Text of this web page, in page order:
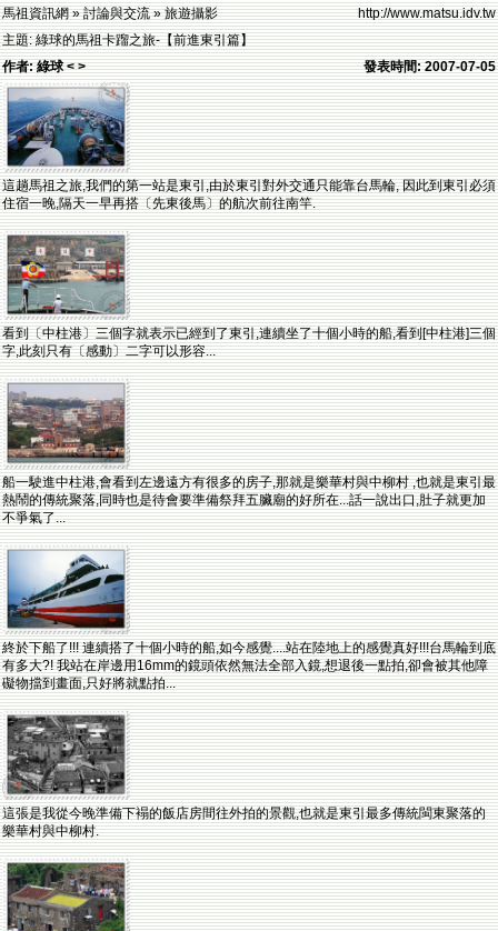
馬祖資訊網 » 討論與交流 » 旅遊攝影
http://www.matsu.idv.tw
主題: 綠球的馬祖卡蹓之旅-【前進東引篇】
作者: 綠球 < >
發表時間: 2007-07-05
這趟馬祖之旅,我們的第一站是東引,由於東引對外交通只能靠台馬輪, 因此到東引必須
住宿一晚,隔天一早再搭〔先東後馬〕的航次前往南竿.
看到〔中柱港〕三個字就表示已經到了東引,連續坐了十個小時的船,看到[中柱港]三個
字,此刻只有〔感動〕二字可以形容...
船一駛進中柱港,會看到左邊遠方有很多的房子,那就是樂華村與中柳村 ,也就是東引最
熱鬧的傳統聚落,同時也是待會要準備祭拜五臟廟的好所在...話一說出口,肚子就更加
不爭氣了...
終於下船了!!! 連續搭了十個小時的船,如今感覺....站在陸地上的感覺真好!!!台馬輪到底
有多大?! 我站在岸邊用16mm的鏡頭依然無法全部入鏡,想退後一點拍,卻會被其他障
礙物擋到畫面,只好將就點拍...
這張是我從今晚準備下褟的飯店房間往外拍的景觀,也就是東引最多傳統閩東聚落的
樂華村與中柳村.